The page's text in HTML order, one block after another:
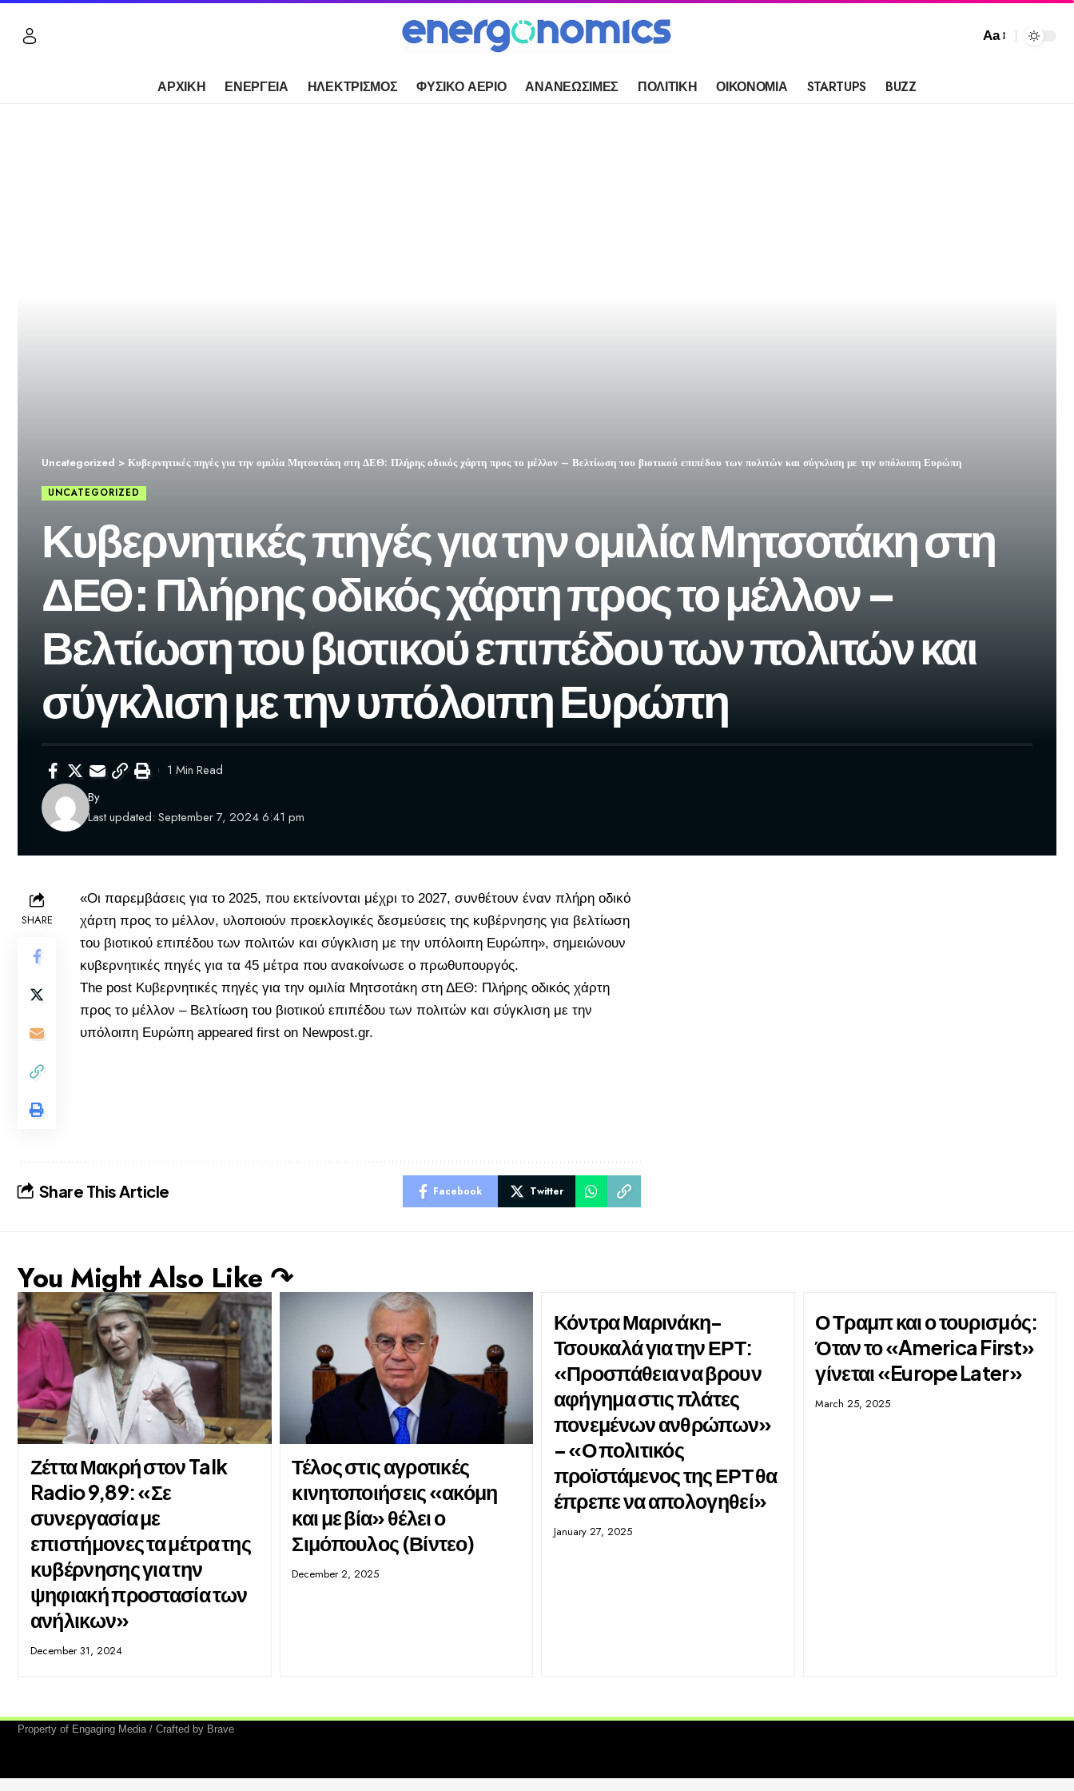
Aa
ΑΡΧΙΚΗ ΕΝΕΡΓΕΙΑ ΗΛΕΚΤΡΙΣΜΟΣ ΦΥΣΙΚΟ ΑΕΡΙΟ ΑΝΑΝΕΩΣΙΜΕΣ ΠΟΛΙΤΙΚΗ ΟΙΚΟΝΟΜΙΑ STARTUPS BUZZ
Uncategorized > Κυβερνητικές πηγές για την ομιλία Μητσοτάκη στη ΔΕΘ: Πλήρης οδικός χάρτη προς το μέλλον – Βελτίωση του βιοτικού επιπέδου των πολιτών και σύγκλιση με την υπόλοιπη Ευρώπη
UNCATEGORIZED
Κυβερνητικές πηγές για την ομιλία Μητσοτάκη στη
ΔΕΘ: Πλήρης οδικός χάρτη προς το μέλλον –
Βελτίωση του βιοτικού επιπέδου των πολιτών και
σύγκλιση με την υπόλοιπη Ευρώπη
Last updated: September 7, 2024 6:41 pm
By
1 Min Read
SHARE
«Οι παρεμβάσεις για το 2025, που εκτείνονται μέχρι το 2027, συνθέτουν έναν πλήρη οδικό
χάρτη προς το μέλλον, υλοποιούν προεκλογικές δεσμεύσεις της κυβέρνησης για βελτίωση
του βιοτικού επιπέδου των πολιτών και σύγκλιση με την υπόλοιπη Ευρώπη», σημειώνουν
κυβερνητικές πηγές για τα 45 μέτρα που ανακοίνωσε ο πρωθυπουργός.
The post Κυβερνητικές πηγές για την ομιλία Μητσοτάκη στη ΔΕΘ: Πλήρης οδικός χάρτη
προς το μέλλον – Βελτίωση του βιοτικού επιπέδου των πολιτών και σύγκλιση με την
υπόλοιπη Ευρώπη appeared first on Newpost.gr.
Share This Article Facebook Twitter
You Might Also Like ↷
Ζέττα Μακρή στον Talk
Radio 9,89: «Σε
συνεργασία με
επιστήμονες τα μέτρα της
κυβέρνησης για την
ψηφιακή προστασία των
ανήλικων»
December 31, 2024
Τέλος στις αγροτικές
κινητοποιήσεις «ακόμη
και με βία» θέλει ο
Σιμόπουλος (Βίντεο)
December 2, 2025
Κόντρα Μαρινάκη-
Τσουκαλά για την ΕΡΤ:
«Προσπάθεια να βρουν
αφήγημα στις πλάτες
πονεμένων ανθρώπων»
– «Ο πολιτικός
προϊστάμενος της ΕΡΤ θα
έπρεπε να απολογηθεί»
January 27, 2025
Ο Τραμπ και ο τουρισμός:
Όταν το «America First»
γίνεται «Europe Later»
March 25, 2025
Property of Engaging Media / Crafted by Brave